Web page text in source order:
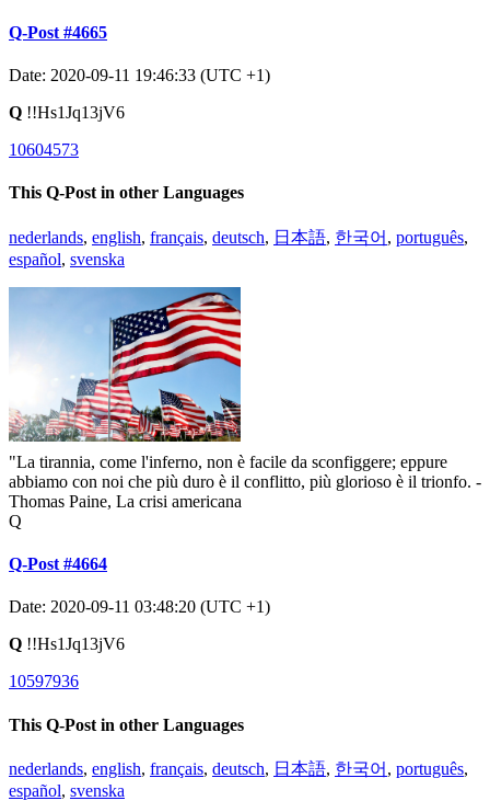
Q-Post #4665
Date: 2020-09-11 19:46:33 (UTC +1)
Q !!Hs1Jq13jV6
10604573
This Q-Post in other Languages
nederlands, english, français, deutsch, 日本語, 한국어 , português,
español, svenska
"La tirannia, come l'inferno, non è facile da sconfiggere; eppure
abbiamo con noi che più duro è il conflitto, più glorioso è il trionfo. -
Thomas Paine, La crisi americana
Q
Q-Post #4664
Date: 2020-09-11 03:48:20 (UTC +1)
Q !!Hs1Jq13jV6
10597936
This Q-Post in other Languages
nederlands, english, français, deutsch, 日本語, 한국어 , português,
español, svenska